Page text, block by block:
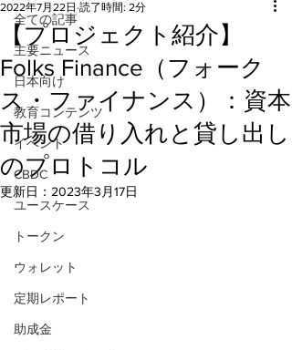
全ての記事
主要ニュース
日本向け
教育コンテンツ
イベント
CBDC
ユースケース
トークン
ウォレット
定期レポート
助成金
【プロジェクト紹介】
Folks Finance（フォーク
ス・ファイナンス）：資本
市場の借り入れと貸し出し
のプロトコル
2022年7月22日 読了時間: 2分
更新日： 2023年3月17日